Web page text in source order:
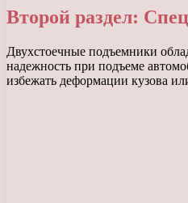
Второй раздел:
Двухстоечные подъемники
надежность при подъеме
избежать деформации кузова